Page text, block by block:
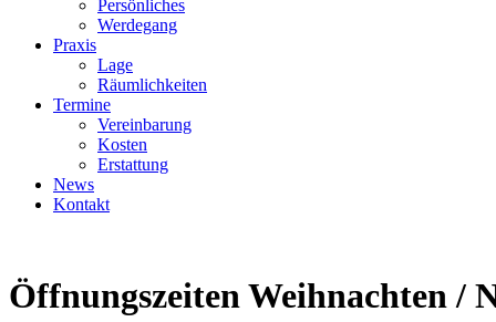
Persönliches
Werdegang
Praxis
Lage
Räumlichkeiten
Termine
Vereinbarung
Kosten
Erstattung
News
Kontakt
Öffnungszeiten Weihnachten /